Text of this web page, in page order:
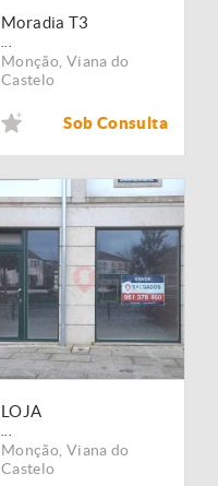
Moradia T3
Monção Viana do
Castelo
Sob Consulta
LOJA
Monção Viana do
Castelo